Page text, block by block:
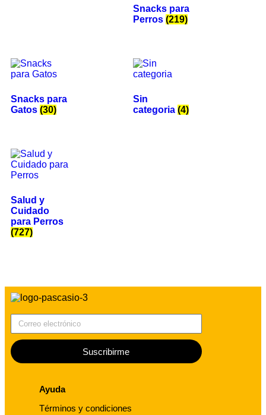
Snacks para
Perros (219)
Snacks para
Gatos (30)
Sin
categoria (4)
Salud y
Cuidado
para Perros
(727)
Suscribirme
Ayuda
Términos y condiciones